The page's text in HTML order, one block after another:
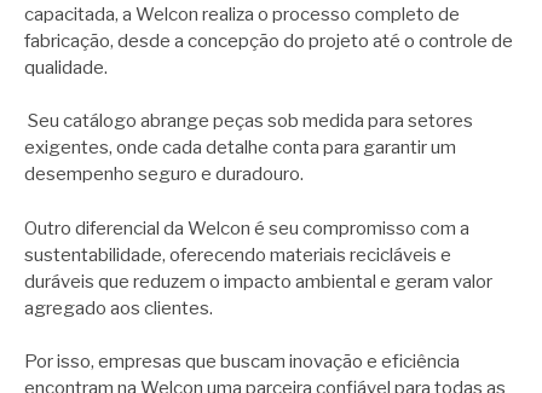
capacitada, a Welcon realiza o processo completo de
fabricação, desde a concepção do projeto até o controle de
qualidade.
Seu catálogo abrange peças sob medida para setores
exigentes, onde cada detalhe conta para garantir um
desempenho seguro e duradouro.
Outro diferencial da Welcon é seu compromisso com a
sustentabilidade, oferecendo materiais recicláveis e
duráveis que reduzem o impacto ambiental e geram valor
agregado aos clientes.
Por isso, empresas que buscam inovação e eficiência
encontram na Welcon uma parceira confiável para todas as